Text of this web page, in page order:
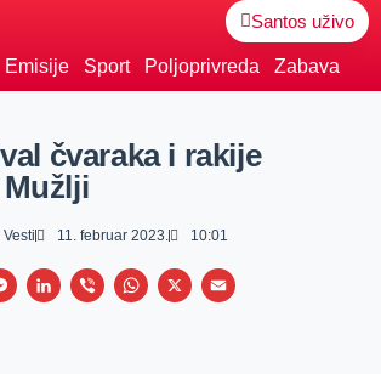
Santos uživo
Emisije Sport Poljoprivreda Zabava
čvaraka i rakije
Vesti 11. februar 2023. 10:01
M
L
V
W
X
E